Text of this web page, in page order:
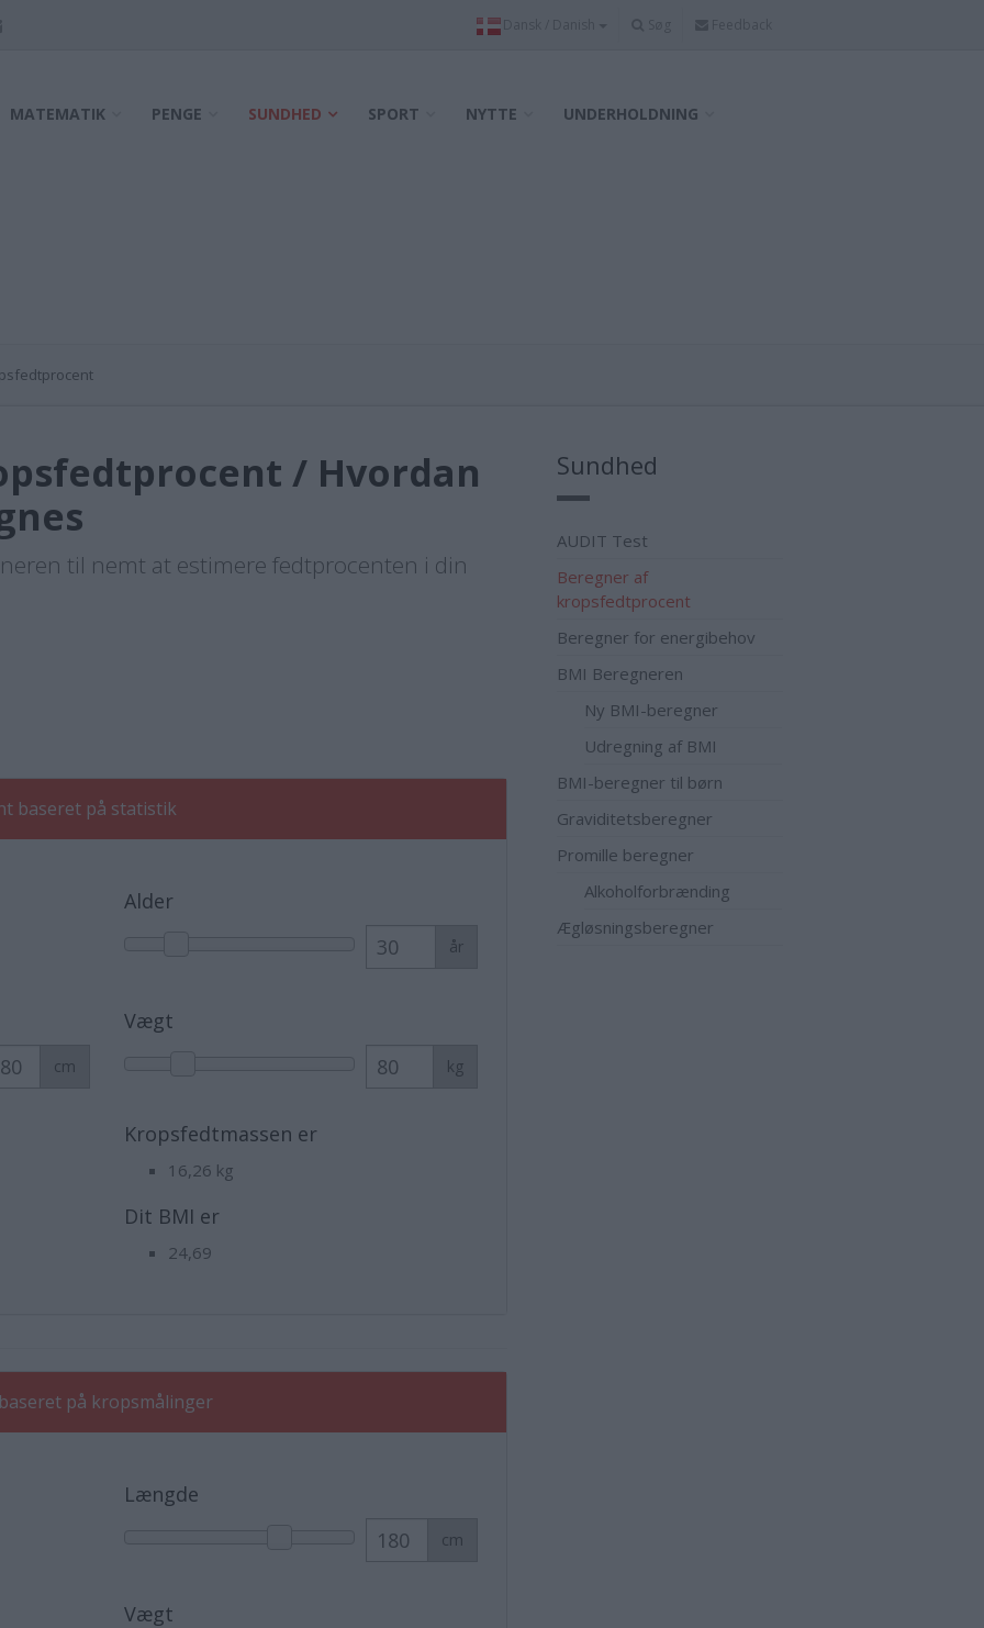
MATEMATIK PENGE SUNDHED SPORT NYTTE UNDERHOLDNING
/ Hvordan
til nemt at estimere fedtprocenten i din
baseret på statistik
Alder
år
cm
Vægt
kg
Kropsfedtmassen er
16,26 kg
Dit BMI er
24,69
på kropsmålinger
Længde
cm
Vægt
Sundhed
AUDIT Test
Beregner af
kropsfedtprocent
Beregner for energibehov
BMI Beregneren
Ny BMI-beregner
Udregning af BMI
BMI-beregner til børn
Graviditetsberegner
Promille beregner
Alkoholforbrænding
Ægløsningsberegner